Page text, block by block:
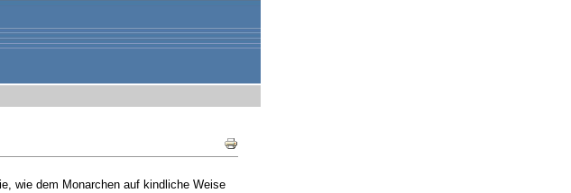
Document
Actions
wie dem Monarchen auf kindliche Weise